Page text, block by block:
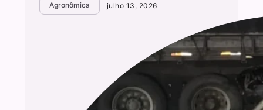
Agronômica julho 13, 2026